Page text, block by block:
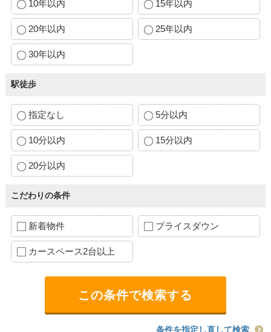
10年以内 15年以内
20年以内 25年以内
30年以内
駅徒歩
指定なし 5分以内
10分以内 15分以内
20分以内
こだわりの条件
新着物件 プライスダウン
カースペース2台以上
条件を指定し直して検索